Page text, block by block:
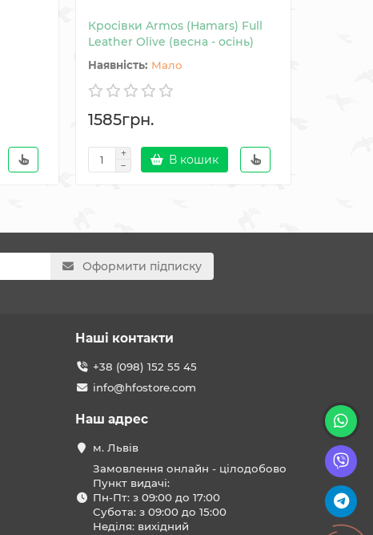
Кросівки Armos (Hamars) Full
Leather Olive (весна - осінь)
Мало
1585грн.
В кошик
Оформити підписку
Наші контакти
+38 (098) 152 55 45
info@hfostore.com
Наш адрес
м. Львів
Замовлення онлайн - цілодобово
Пункт видачі:
Пн-Пт: з 09:00 до 17:00
Субота: з 09:00 до 15:00
Неділя: вихідний